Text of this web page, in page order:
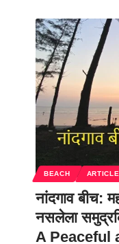
BEACH ARTICLE
नांदगाव बीच:
नसलेला
A Peaceful